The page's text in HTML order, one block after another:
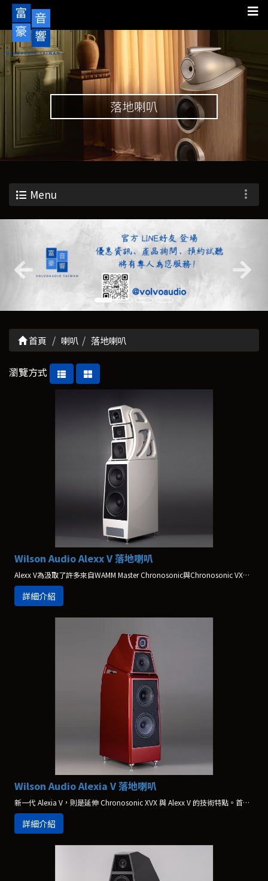
落地喇叭
Menu
首頁 喇叭 落地喇叭
瀏覽方式
Wilson Audio Alexx V 落地喇叭
Alexx V為汲取了許多來自WAMM Master Chronosonic與Chronosonic VXV的最新技術與最新材料所打造出來的新一代產品。
詳細介紹
Wilson Audio Alexia V 落地喇叭
新一代 Alexia V，則是延伸 Chronosonic XVX 與 Alexx V 的技術特點。首先，在喇叭音箱材料部分，大部分使用Wilson Audio 獨家 X-Material，但是在低音與中音音箱頂板，採用了新的 V-Material，強化喇叭箱體的阻尼，並且強化箱內樑柱補強，讓音箱阻尼特性更好，達到同級喇叭的新標準。
詳細介紹